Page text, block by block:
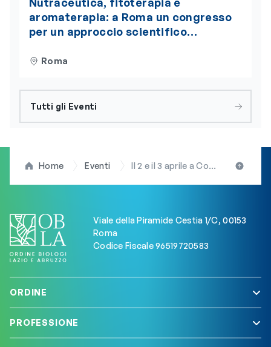
aromaterapia: a Roma un congresso
per un approccio scientifico
Roma
Tutti gli Eventi
Home Eventi Il 2 e il 3 aprile a Coppito (L’Aquila), il corso intensivo teorico-pratico da titolo “Di vitrificazione e de vitrificazione”. Evento patrocinato dall’OBLA
Viale della Piramide Cestia 1/C, 00153
Roma
Codice Fiscale 96519720583
ORDINE
PROFESSIONE